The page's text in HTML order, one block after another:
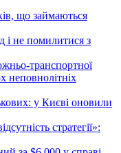
що займаються
і не помилитися з
транспортної
неповнолітніх
у Києві оновили
стратегії»: